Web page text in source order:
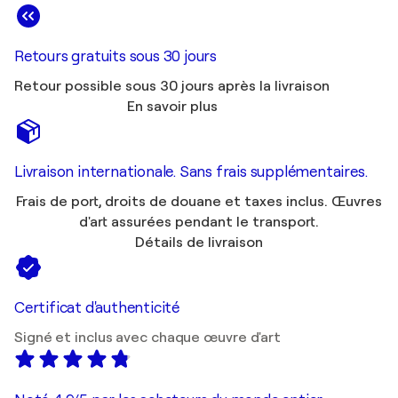
Retours gratuits sous 30 jours
Retour possible sous 30 jours après la livraison
En savoir plus
Livraison internationale. Sans frais supplémentaires.
Frais de port, droits de douane et taxes inclus. Œuvres
d'art assurées pendant le transport.
Détails de livraison
Certificat d'authenticité
Signé et inclus avec chaque œuvre d'art